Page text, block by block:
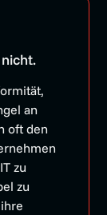
an
oft den
zu
zu